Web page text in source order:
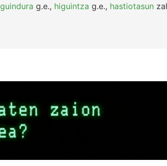
g.e., higuintza g.e., hastiotasun